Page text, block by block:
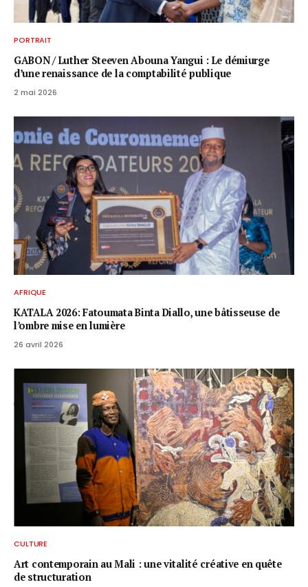
PORTRAIT
GABON / ​Luther Steeven Abouna Yangui : Le démiurge
d’une renaissance de la comptabilité publique
2 mai 2026
AFRIQUE
KATALA 2026: Fatoumata Binta Diallo, une bâtisseuse de
l’ombre mise en lumière
26 avril 2026
CULTURE
Art contemporain au Mali : une vitalité créative en quête
de structuration